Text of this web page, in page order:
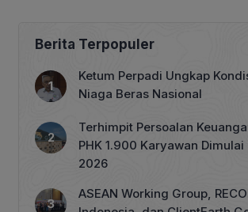
Berita Terpopuler
Ketum Perpadi Ungkap
Niaga Beras Nasional
Terhimpit Persoalan
PHK 1.900 Karyawan
2026
ASEAN Working Group,